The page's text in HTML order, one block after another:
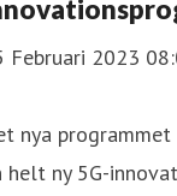
Februari 2023
nya
helt ny 5G-